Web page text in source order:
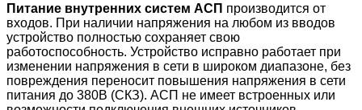
Питание внутренних систем АСП производится от
входов. При наличии напряжения на любом из вводов
устройство полностью сохраняет свою
работоспособность. Устройство исправно работает при
изменении напряжения в сети в широком диапазоне, без
повреждения переносит повышения напряжения в сети
питания до 380В (СКЗ). АСП не имеет встроенных или